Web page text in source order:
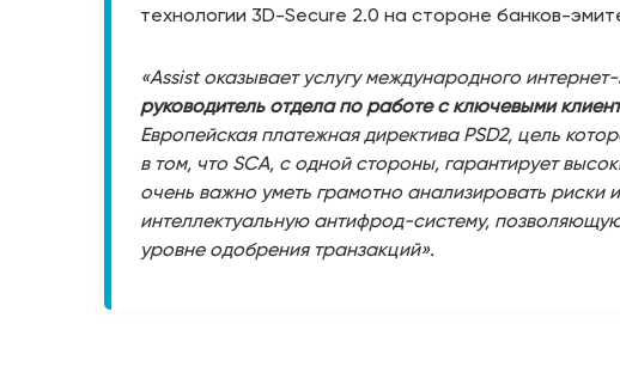
технологии 3D-Secure 2.0 на стороне банков-
«Assist оказывает услугу международного
руководитель отдела по работе с ключевыми
Европейская платежная директива PSD2, цель
в том, что SCA, с одной стороны, гарантирует
очень важно уметь грамотно анализировать риски
интеллектуальную антифрод-систему,
уровне одобрения транзакций».